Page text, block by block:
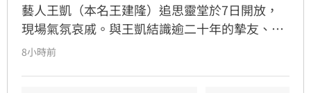
藝人王凱（本名王建隆）追思靈堂於7日開放，
現場氣氛哀戚。與王凱結識逾二十年的摯友、邱
瓈寬特助Jeff現身協助打點後事。由於兩人外貌
8小時前